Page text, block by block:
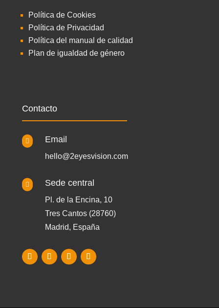
Política de Cookies
Política de Privacidad
Política del manual de calidad
Plan de igualdad de género
Contacto
 Email
hello@2eyesvision.com
 Sede central
Pl. de la Encina, 10
Tres Cantos (28760)
Madrid, España